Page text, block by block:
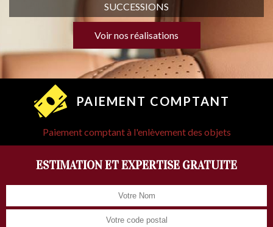
SUCCESSIONS
Voir nos réalisations
PAIEMENT COMPTANT
Paiement comptant à l'enlèvement des objets
ESTIMATION ET EXPERTISE GRATUITE